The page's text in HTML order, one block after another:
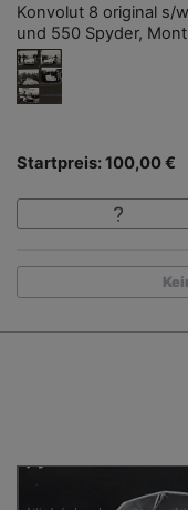
Konvolut 8 original s/
und 550 Spyder,
Startpreis: 100,00 €